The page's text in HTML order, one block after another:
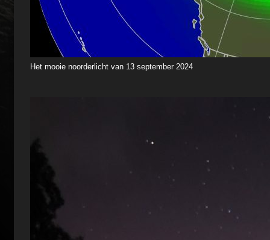
Het mooie noorderlicht van 13 september 2024